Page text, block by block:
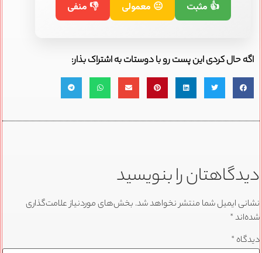
👍 مثبت 😐 معمولی 👎 منفی
اگه حال کردی این پست رو با دوستات به اشتراک بذار:
دیدگاهتان را بنویسید
نشانی ایمیل شما منتشر نخواهد شد. بخش‌های موردنیاز علامت‌گذاری
شده‌اند*
دیدگاه *